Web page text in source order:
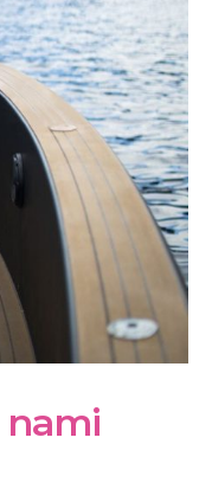
nami